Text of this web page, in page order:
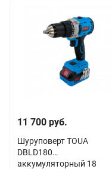
11 700 руб.
Шуруповерт TOUA
DBLD180
аккумуляторный 18